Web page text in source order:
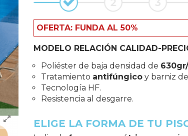
OFERTA: FUNDA AL 50%
MODELO RELACIÓN CALIDAD-
Poliéster de baja densidad de
Tratamiento antifúngicoy barniz
Tecnología HF.
Resistencia al desgarre.
ELIGE LA FORMA DE TU